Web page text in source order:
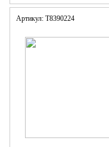
Артикул: Т8390224